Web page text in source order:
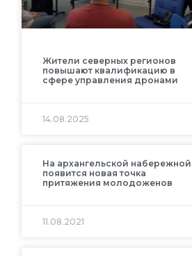
Жители северных регионов
повышают квалификацию в
сфере управления дронами
14.08.2025
На архангельской набережной
появится новая точка
притяжения молодоженов
11.08.2021